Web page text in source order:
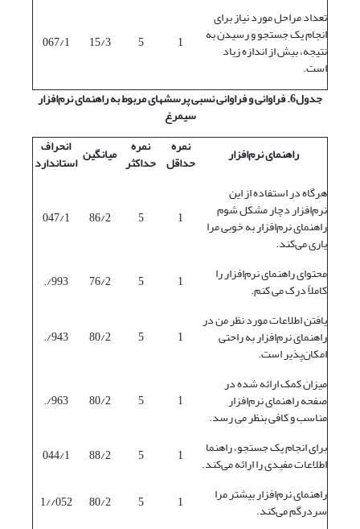
تعداد مراحل مورد نیاز برای
انجام یک جستجو و رسیدن به
نتیجه، بیش از اندازه زیاد
است.
1
5
15/3
067/1
جدول6. فراوانی و فراوانی نسبی پرسشهای مربوط به راهنمای نرم‌افزار
سیمرغ
راهنمای نرم‌افزار
نمره
حداقل
نمره
حداکثر میانگین انحراف
استاندارد
هرگاه در استفاده از این
نرم‌افزار دچار مشکل شوم
راهنمای نرم‌افزار به خوبی مرا
یاری می‌کند.
1
5
86/2
047/1
محتوای راهنمای نرم‌افزار را
کاملاً درک می کنم. 1
5
76/2
993/.
یافتن اطلاعات مورد نظر من در
راهنمای نرم‌افزار به راحتی
امکان‌پذیر است.
1
5
80/2
943/.
میزان کمک ارائه شده در
صفحه راهنمای نرم‌افزار
مناسب و کافی بنظر می رسد.
1
5
80/2
963/.
برای انجام یک جستجو، راهنما
اطلاعات مفیدی را ارائه می‌کند. 1
5
88/2
044/1
راهنمای نرم‌افزار بیشتر مرا
سردرگم می‌کند. 1
5
80/2
052//1